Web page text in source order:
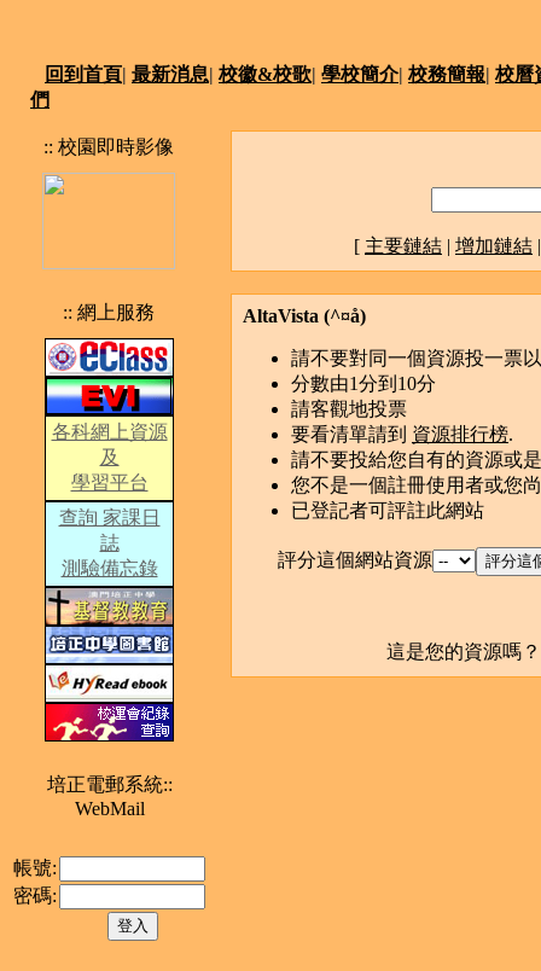
回到首頁| 最新消息| 校徽&校歌| 學校簡介| 校務簡報| 校曆
們
:: 校園即時影像
:: 網上服務
各科網上資源
及
學習平台
查詢 家課日
誌
測驗備忘錄
培正電郵系統::
WebMail
帳號:
密碼:
[ 主要鏈結 | 增加鏈結
AltaVista (­^¤å)
請不要對同一個資源投一票
分數由1分到10分
請客觀地投票
要看清單請到 資源排行榜.
請不要投給您自有的資源或
您不是一個註冊使用者或您
已登記者可評註此網站
評分這個網站資源
這是您的資源嗎